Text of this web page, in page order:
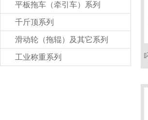
平板拖车（牵引车）系列
千斤顶系列
滑动轮（拖辊）及其它系列
工业称重系列